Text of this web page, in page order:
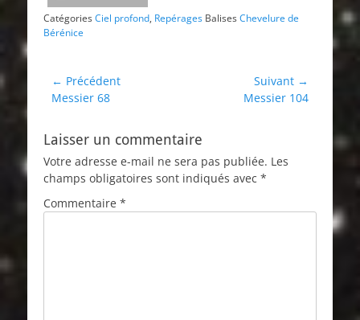
CatégoriesCiel profond, Repérages BalisesChevelure de
Bérénice
Navigation
de
← Précédent
Article
Messier 68
Suivant →
Messier 104
Laisser un commentaire
Votre adresse e-mail ne sera pas publiée. Les
champs obligatoires sont indiqués avec *
Commentaire *